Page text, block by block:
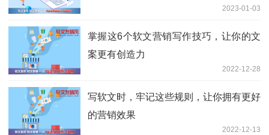
2023-01-03
掌握这6个软文营销写作技巧，让你的文
案更有创造力
2022-12-28
写软文时，牢记这些规则，让你拥有更好
的营销效果
2022-12-13